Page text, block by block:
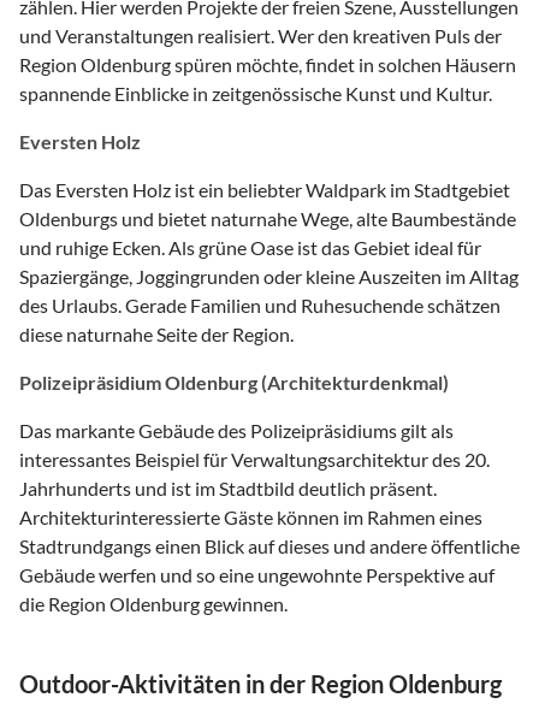
zählen. Hier werden Projekte der freien Szene, Ausstellungen
und Veranstaltungen realisiert. Wer den kreativen Puls der
Region Oldenburg spüren möchte, findet in solchen Häusern
spannende Einblicke in zeitgenössische Kunst und Kultur.
Eversten Holz
Das Eversten Holz ist ein beliebter Waldpark im Stadtgebiet
Oldenburgs und bietet naturnahe Wege, alte Baumbestände
und ruhige Ecken. Als grüne Oase ist das Gebiet ideal für
Spaziergänge, Joggingrunden oder kleine Auszeiten im Alltag
des Urlaubs. Gerade Familien und Ruhesuchende schätzen
diese naturnahe Seite der Region.
Polizeipräsidium Oldenburg (Architekturdenkmal)
Das markante Gebäude des Polizeipräsidiums gilt als
interessantes Beispiel für Verwaltungsarchitektur des 20.
Jahrhunderts und ist im Stadtbild deutlich präsent.
Architekturinteressierte Gäste können im Rahmen eines
Stadtrundgangs einen Blick auf dieses und andere öffentliche
Gebäude werfen und so eine ungewohnte Perspektive auf
die Region Oldenburg gewinnen.
Outdoor-Aktivitäten in der Region Oldenburg